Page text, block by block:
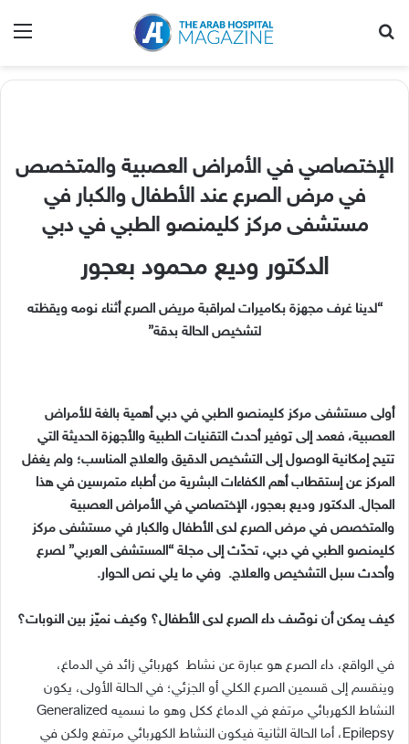
الإختصاصي في الأمراض العصبية والمتخصص
في مرض الصرع عند الأطفال والكبار في
مستشفى مركز كليمنصو الطبي في دبي
الدكتور وديع محمود بعجور
“لدينا غرف مجهزة بكاميرات لمراقبة مريض الصرع أثناء نومه ويقظته
لتشخيص الحالة بدقة”
أولى مستشفى مركز كليمنصو الطبي في دبي أهمية بالغة للأمراض
العصبية، فعمد إلى توفير أحدث التقنيات الطبية والأجهزة الحديثة التي
تتيح إمكانية الوصول إلى التشخيص الدقيق والعلاج المناسب؛ ولم يغفل
المركز عن إستقطاب أهم الكفاءات البشرية من أطباء متمرسين في هذا
المجال. الدكتور وديع بعجور، الإختصاصي في الأمراض العصبية
والمتخصص في مرض الصرع لدى الأطفال والكبار في مستشفى مركز
كليمنصو الطبي في دبي، تحدّث إلى مجلة “المستشفى العربي” لصرع
وأحدث سبل التشخيص والعلاج. وفي ما يلي نص الحوار.
كيف يمكن أن نوصّف داء الصرع لدى الأطفال؟ وكيف نميّز بين النوبات؟
في الواقع، داء الصرع هو عبارة عن نشاط كهربائي زائد في الدماغ،
وينقسم إلى قسمين الصرع الكلي أو الجزئي؛ في الحالة الأولى، يكون
النشاط الكهربائي مرتفع في الدماغ ككل وهو ما نسميه Generalized
Epilepsy، أما الحالة الثانية فيكون النشاط الكهربائي مرتفع ولكن في